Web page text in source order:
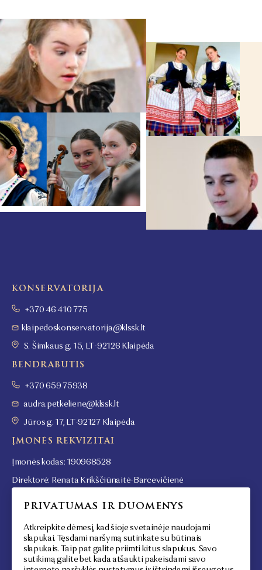
KONSERVATORIJA
+370 46 410 775
klaipedoskonservatorija@klssk.lt
S. Šimkaus g. 15, LT-92126 Klaipėda
BENDRABUTIS
+370 659 75938
audra.petkeliene@klssk.lt
Jūros g. 17, LT-92127 Klaipėda
ĮMONĖS REKVIZITAI
Įmonės kodas: 190968528
Direktorė: Renata Krikščiūnaitė-Barcevičienė
Facebook
Youtube
PRIVATUMAS IR DUOMENYS
Atkreipkite dėmesį, kad šioje svetainėje naudojami
slapukai. Tęsdami naršymą sutinkate su būtinais
slapukais. Taip pat galite priimti kitus slapukus. Savo
sutikimą galite bet kada atšaukti pakeisdami savo